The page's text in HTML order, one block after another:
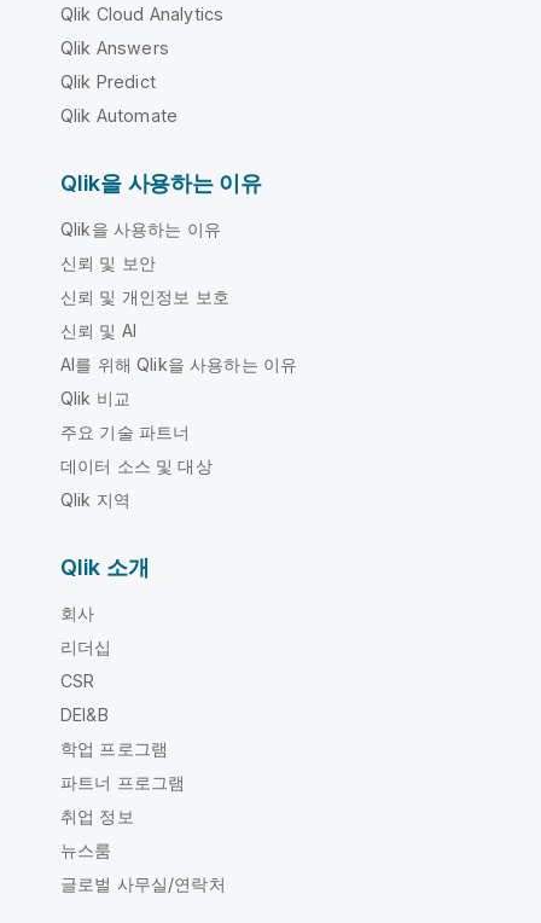
Qlik Cloud Analytics
Qlik Answers
Qlik Predict
Qlik Automate
Qlik을 사용하는 이유
Qlik을 사용하는 이유
신뢰 및 보안
신뢰 및 개인정보 보호
신뢰 및 AI
AI를 위해 Qlik을 사용하는 이유
Qlik 비교
주요 기술 파트너
데이터 소스 및 대상
Qlik 지역
Qlik 소개
회사
리더십
CSR
DEI&B
학업 프로그램
파트너 프로그램
취업 정보
뉴스룸
글로벌 사무실/연락처